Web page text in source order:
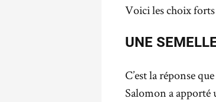
Voici les choix
UNE
C’est la réponse
Salomon a apporté